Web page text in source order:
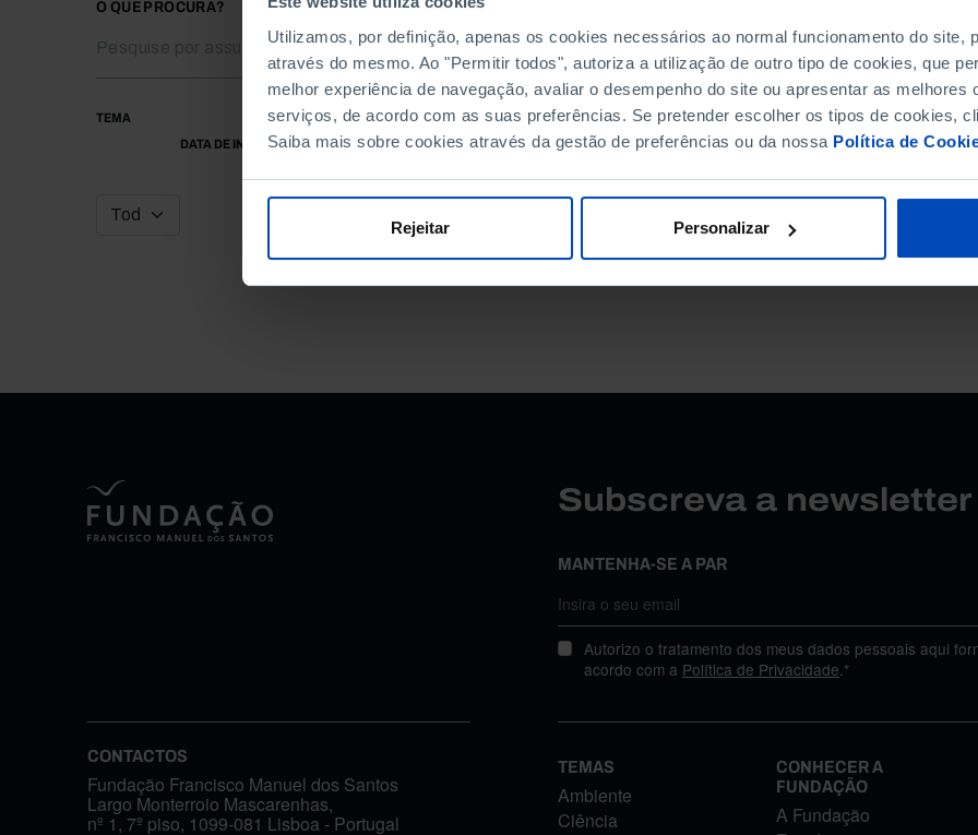
Utilizamos, por definição, apenas os cookies necessários ao normal funcionamento do site,
através do mesmo. Ao "Permitir todos", autoriza a utilização de outro tipo de cookies, que
melhor experiência de navegação, avaliar o desempenho do site ou apresentar as melhores
serviços, de acordo com as suas preferências. Se pretender escolher os tipos de cookies,
Saiba mais sobre cookies através da gestão de preferências ou da nossa Política de
Rejeitar Personalizar
O QUE PROCURA?
TEMA
DATA DE INÍCIO
DATA DE FIM
Subscreva a
MANTENHA-SE A PAR
Autorizo o tratamento dos meus dados pessoais aqui
acordo com a Política de Privacidade.*
CONTACTOS
Fundação Francisco Manuel dos Santos
Largo Monterroio Mascarenhas,
nº 1, 7º piso, 1099-081 Lisboa - Portugal
TEMAS
Ambiente
Ciência
CONHECER A
FUNDAÇÃO
A Fundação